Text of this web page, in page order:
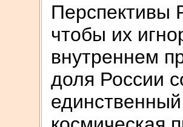
Перспективы
чтобы их
внутреннем
доля России